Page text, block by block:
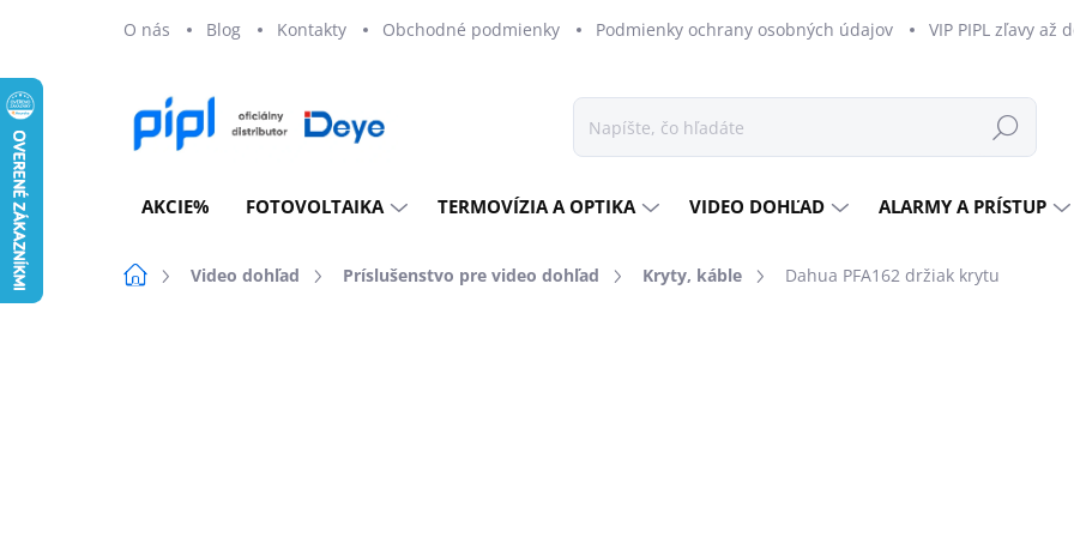
O nás Blog Kontakty Obchodné podmienky Podmienky ochrany osobných údajov VIP PIPL zľavy až
Hľadať
AKCIE% FOTOVOLTAIKA TERMOVÍZIA A OPTIKA VIDEO DOHĽAD ALARMY A PRÍSTUP
DomovVideo dohľad Príslušenstvo pre video dohľad Kryty, káble Dahua PFA162 držiak krytu